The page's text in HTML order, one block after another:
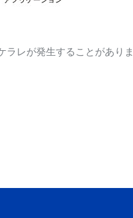
レが発生することがあり